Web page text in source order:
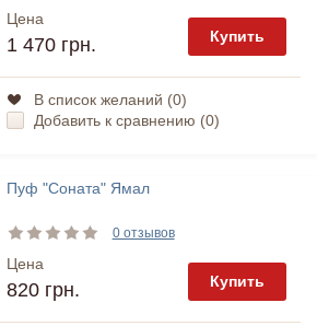
Цена
1 470 грн. Купить
В список желаний (0)
Добавить к сравнению (0)
Пуф "Соната" Ямал
0 отзывов
Цена
820 грн. Купить